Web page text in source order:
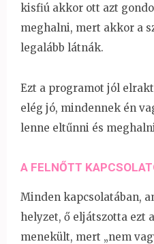
kisfiú akkor ott azt
meghalni, mert akkor a
legalább látnák.
Ezt a programot jól
elég jó, mindennek én
lenne eltűnni és
A FELNŐTT
Minden kapcsolatában,
helyzet, ő eljátszotta ezt
menekült, mert „nem